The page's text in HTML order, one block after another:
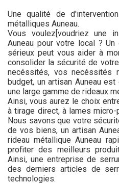
Une qualité de
métalliques Auneau.
Vous voulez[voudriez une
Auneau pour votre local ?
sérieux peut vous aider à
consolider la sécurité de
necéssités, vos necéssités
budget, un artisan Auneau
une large gamme de rideaux
Ainsi, vous aurez le choix
à tirage direct, à lames
Nous savons que votre
de vos biens, un artisan
rideau métallique Auneau
profiter des meilleurs
Ainsi, une entreprise de
des derniers articles de
technologies.